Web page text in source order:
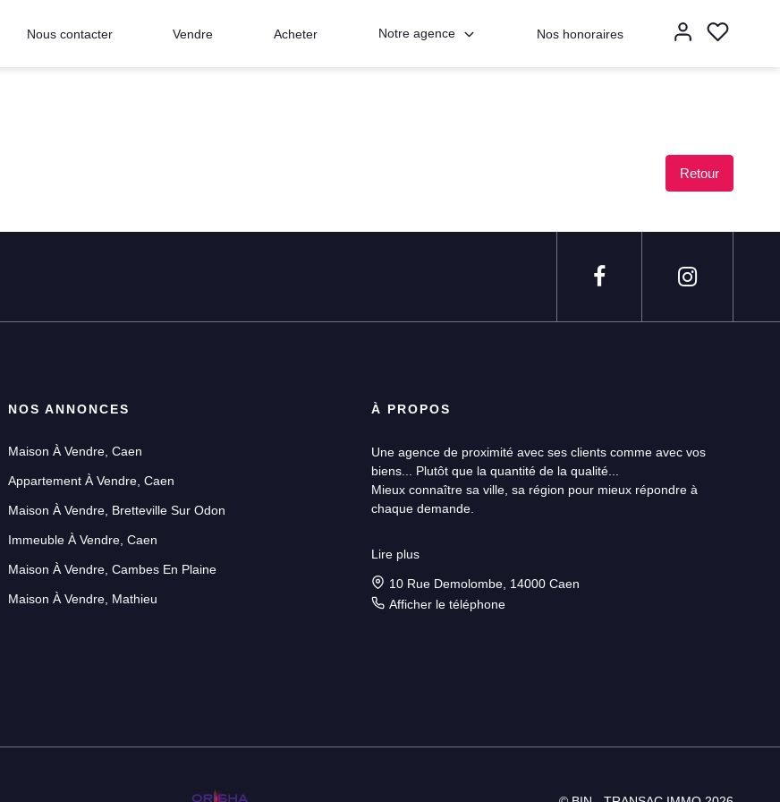
Nous contacter Vendre Acheter Notre agence Nos honoraires
NOS ANNONCES
Maison À Vendre, Caen
Appartement À Vendre, Caen
Maison À Vendre, Bretteville Sur Odon
Immeuble À Vendre, Caen
Maison À Vendre, Cambes En Plaine
Maison À Vendre, Mathieu
À PROPOS
Une agence de proximité avec ses clients comme avec vos
biens... Plutôt que la quantité de la qualité...
Mieux connaître sa ville, sa région pour mieux répondre à
chaque demande.
projet.
Un client est unique, un bien aussi.
Lire plus
10 Rue Demolombe, 14000 Caen
Afficher le téléphone